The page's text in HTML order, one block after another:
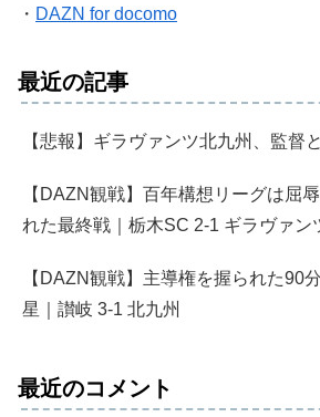
・ DAZN for docomo
最近の記事
【悲報】ギラヴァンツ北九州、監督
【DAZN観戦】百年構想リーグは屈
れた最終戦｜栃木SC 2-1 ギラヴァン
【DAZN観戦】主導権を握られた90
星｜讃岐 3-1 北九州
最近のコメント